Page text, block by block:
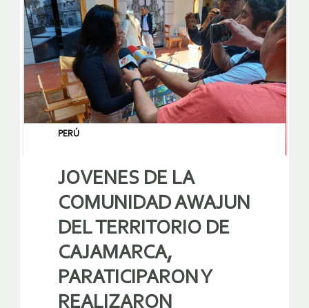
PERÚ
JOVENES DE LA
COMUNIDAD AWAJUN
DEL TERRITORIO DE
CAJAMARCA,
PARATICIPARON Y
REALIZARON